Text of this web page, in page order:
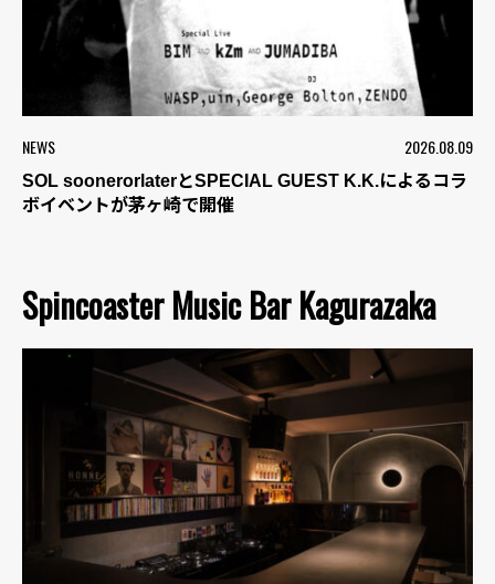
NEWS 2026.08.09
SOL soonerorlaterとSPECIAL GUEST K.K.によるコラ
ボイベントが茅ヶ崎で開催
Spincoaster Music Bar Kagurazaka